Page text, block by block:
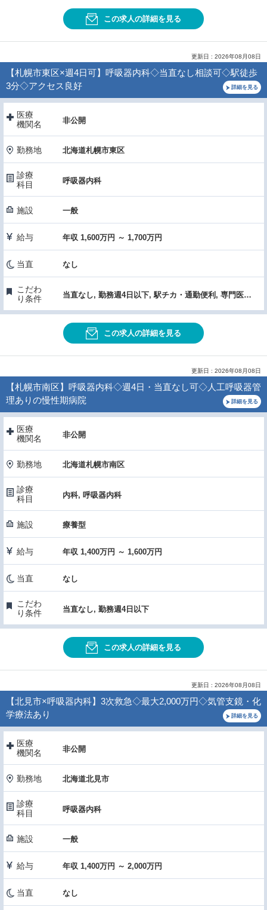
この求人の詳細を見る
更新日 : 2026年08月08日
【札幌市東区×週4日可】呼吸器内科◇当直なし相談可◇駅徒歩
3分◇アクセス良好
詳細を見る
医療
機関名
非公開
勤務地 北海道札幌市東区
診療
科目
呼吸器内科
施設 一般
給与 年収 1,600万円 ～ 1,700万円
当直 なし
こだわ
り条件
当直なし, 勤務週4日以下, 駅チカ・通勤便利, 専門医取得・認定施設, 症例数・手術件数が多い, 女性医師におすすめ
この求人の詳細を見る
更新日 : 2026年08月08日
【札幌市南区】呼吸器内科◇週4日・当直なし可◇人工呼吸器管
理ありの慢性期病院
詳細を見る
医療
機関名
非公開
勤務地 北海道札幌市南区
診療
科目
内科, 呼吸器内科
施設 療養型
給与 年収 1,400万円 ～ 1,600万円
当直 なし
こだわ
り条件
当直なし, 勤務週4日以下
この求人の詳細を見る
更新日 : 2026年08月08日
【北見市×呼吸器内科】3次救急◇最大2,000万円◇気管支鏡・化
学療法あり
詳細を見る
医療
機関名
非公開
勤務地 北海道北見市
診療
科目
呼吸器内科
施設 一般
給与 年収 1,400万円 ～ 2,000万円
当直 なし